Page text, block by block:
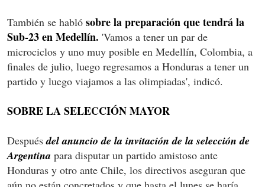
También se habló sobre la preparación que tendrá la
Sub-23 en Medellín. 'Vamos a tener un par de
microciclos y uno muy posible en Medellín, Colombia, a
finales de julio, luego regresamos a Honduras a tener un
partido y luego viajamos a las olimpiadas', indicó.
SOBRE LA SELECCIÓN MAYOR
Despuésdel anuncio de la invitación de la selección de
Argentina para disputar un partido amistoso ante
Honduras y otro ante Chile, los directivos aseguran que